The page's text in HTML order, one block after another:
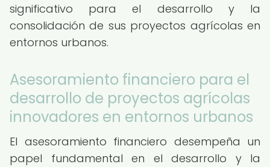
significativo para el desarrollo y la
consolidación de sus proyectos agrícolas en
entornos urbanos.
Asesoramiento financiero para el
desarrollo de proyectos agrícolas
innovadores en entornos urbanos
El asesoramiento financiero desempeña un
papel fundamental en el desarrollo y la